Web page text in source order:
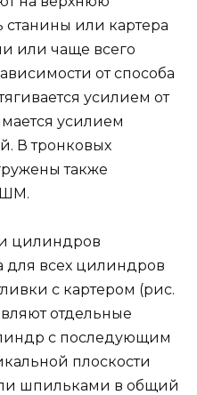
станины или картера
или чаще всего
от способа
усилием от
усилием
В тронковых
также
цилиндров
для всех цилиндров
с картером (рис.
отдельные
с последующим
плоскости
шпильками в общий